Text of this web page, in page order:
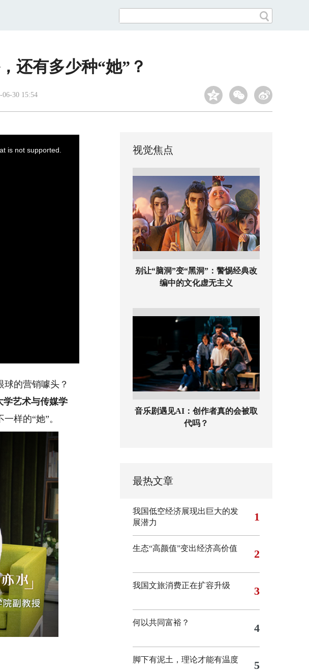
还有多少种“她”？
06-30 15:54
is not supported.
的营销噱头？
学艺术与传媒学
样的“她”。
视觉焦点
别让“脑洞”变“黑洞”：警惕经典改
编中的文化虚无主义
音乐剧遇见AI：创作者真的会被取
代吗？
最热文章
我国低空经济展现出巨大的发
展潜力
1
生态“高颜值”变出经济高价值 2
我国文旅消费正在扩容升级 3
何以共同富裕？ 4
脚下有泥土，理论才能有温度 5